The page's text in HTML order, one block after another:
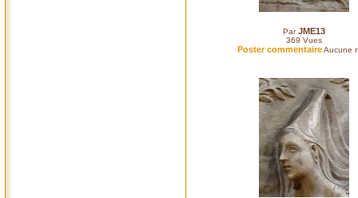
ParJME13
369 Vues
Poster commentaireAucune